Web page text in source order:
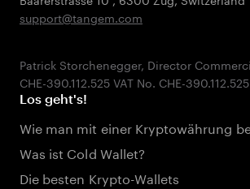
support@tangem.com
Patrick Storchenegger, Director
Los geht's!
Wie man mit einer Kryptowährung
Was ist Cold Wallet?
Die besten Krypto-Wallets